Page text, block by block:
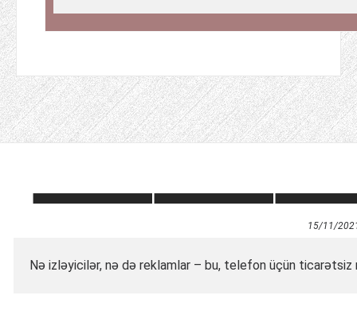
15/11/
Nə izləyicilər, nə də reklamlar – bu, telefon üçün ticarətsiz